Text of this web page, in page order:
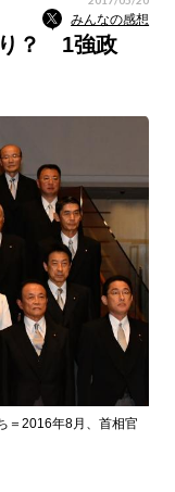
みんなの感想
り？ 1強政
＝2016年8月、首相官